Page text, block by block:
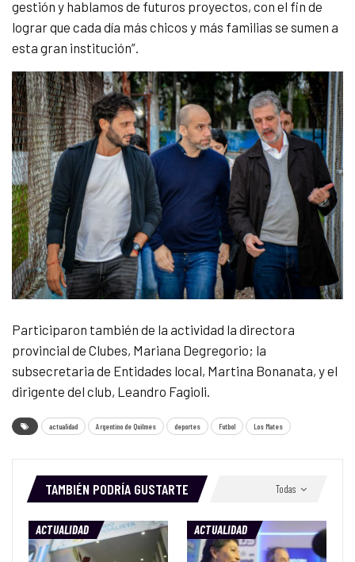
gestión y hablamos de futuros proyectos, con el fin de
lograr que cada día más chicos y más familias se sumen a
esta gran institución”.
Participaron también de la actividad la directora
provincial de Clubes, Mariana Degregorio; la
subsecretaria de Entidades local, Martina Bonanata, y el
dirigente del club, Leandro Fagioli.
actualidad Argentino de Quilmes deportes Futbol Los Mates
Todas
TAMBIÉN PODRÍA GUSTARTE
ACTUALIDAD ACTUALIDAD